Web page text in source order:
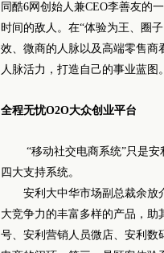
同酷6网创始人兼CEO李善友的
时间的敌人。在“体验为王、圈
效、微商的人脉以及高端零售商
人脉活力，打造自己的事业蓝图。
全程无忧O2O大众创业平台
“移动社交电商系统”只是安
四大支持系统。
安利大中华市场副总裁余放介
大竞争力的丰富多样的产品，
号、安利营销人员微店、安利数